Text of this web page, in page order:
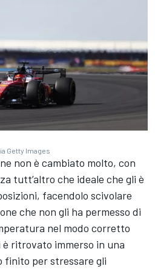
Getty Images
non è cambiato molto, con
tutt’altro che ideale che gli è
facendolo scivolare
che non gli ha permesso di
nel modo corretto
ritrovato immerso in una
finito per stressare gli